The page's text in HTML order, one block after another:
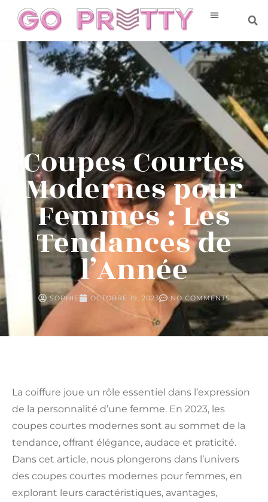
Coupes Courtes
Modernes pour
Femmes : Les
Tendances de
l’Année
SOPHIE OCTOBRE 19, 2023 NO COMMENTS
La coiffure joue un rôle essentiel dans l’expression
de la personnalité d’une femme. En 2023, les
coupes courtes modernes sont au sommet de la
tendance, offrant élégance, audace et praticité.
Dans cet article, nous plongerons dans l’univers
des coupes courtes modernes pour femmes, en
explorant leurs caractéristiques, avantages,